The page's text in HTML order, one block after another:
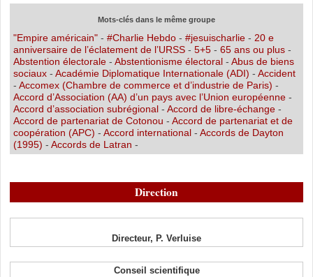
Mots-clés dans le même groupe
"Empire américain"- #Charlie Hebdo- #jesuischarlie- 20 e
anniversaire de l’éclatement de l’URSS- 5+5- 65 ans ou plus-
Abstention électorale- Abstentionisme électoral- Abus de biens
sociaux- Académie Diplomatique Internationale (ADI) - Accident
- Accomex (Chambre de commerce et d’industrie de Paris) -
Accord d’Association (AA) d’un pays avec l’Union européenne-
Accord d’association subrégional- Accord de libre-échange-
Accord de partenariat de Cotonou - Accord de partenariat et de
coopération (APC) - Accord international- Accords de Dayton
(1995) - Accords de Latran -
Direction
Directeur, P. Verluise
Conseil scientifique